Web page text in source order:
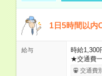
1日5時間以内
給与
時給1,300
★交通費
交通費